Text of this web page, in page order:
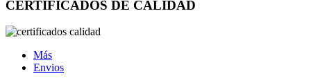
CERTIFICADOS DE CALIDAD
Más
Envios